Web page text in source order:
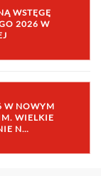
WSTĘGĘ
2026 W
W NOWYM
WIELKIE
N…